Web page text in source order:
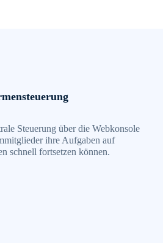
Steuerung über die Webkonsole
ihre Aufgaben auf
schnell fortsetzen können.